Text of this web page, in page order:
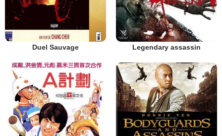
Duel Sauvage Legendary assassin